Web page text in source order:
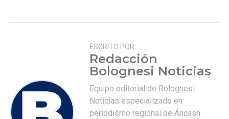
ESCRITO POR:
Redacción
Bolognesi Noticias
Equipo editorial de Bolognesi
Noticias especializado en
periodismo regional de Áncash.